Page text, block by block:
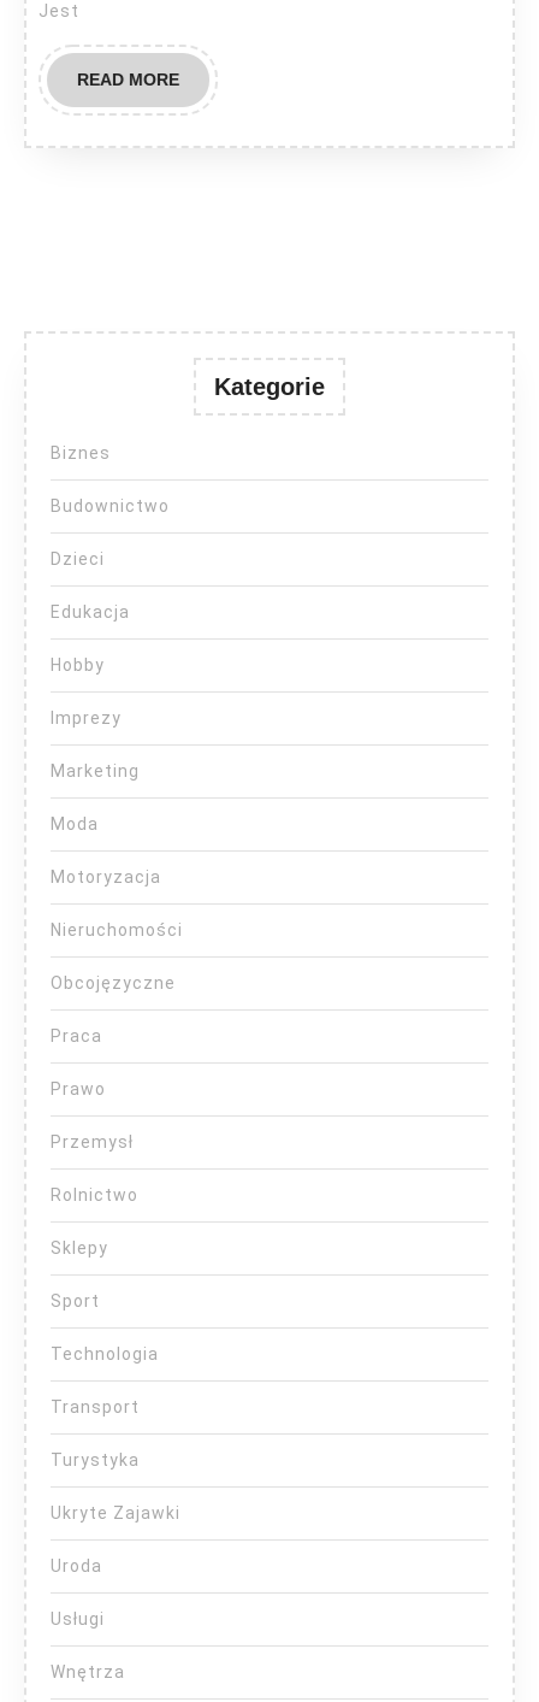
Jest
READ MOREREAD
MORE
Kategorie
Biznes
Budownictwo
Dzieci
Edukacja
Hobby
Imprezy
Marketing
Moda
Motoryzacja
Nieruchomości
Obcojęzyczne
Praca
Prawo
Przemysł
Rolnictwo
Sklepy
Sport
Technologia
Transport
Turystyka
Ukryte Zajawki
Uroda
Usługi
Wnętrza